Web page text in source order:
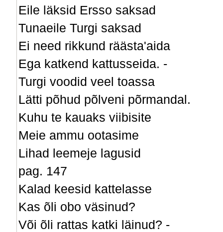
Eile läksid Ersso saksad
Tunaeile Turgi saksad
Ei need rikkund räästa'aida
Ega katkend kattusseida. -
Turgi voodid veel toassa
Lätti põhud põlveni põrmandal.
Kuhu te kauaks viibisite
Meie ammu ootasime
Lihad leemeje lagusid
pag. 147
Kalad keesid kattelasse
Kas õli obo väsinud?
Või õli rattas katki läinud? -